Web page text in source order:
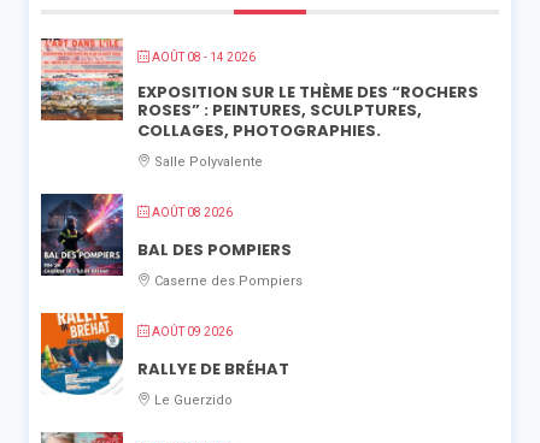
AOÛT 08 - 14 2026
EXPOSITION SUR LE THÈME DES “ROCHERS
ROSES” : PEINTURES, SCULPTURES,
COLLAGES, PHOTOGRAPHIES.
Salle Polyvalente
AOÛT 08 2026
BAL DES POMPIERS
Caserne des Pompiers
AOÛT 09 2026
RALLYE DE BRÉHAT
Le Guerzido